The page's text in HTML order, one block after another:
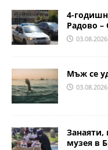
4-
Радово
03.08.2026
Мъж се
03.08.2026
Занаяти,
музея в